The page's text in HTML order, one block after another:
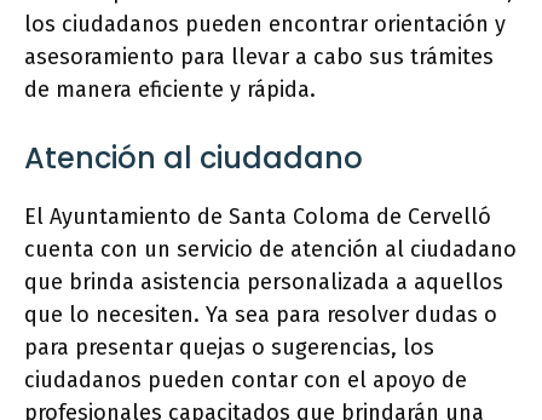
los ciudadanos pueden encontrar orientación y
asesoramiento para llevar a cabo sus trámites
de manera eficiente y rápida.
Atención al ciudadano
El Ayuntamiento de Santa Coloma de Cervelló
cuenta con un servicio de atención al ciudadano
que brinda asistencia personalizada a aquellos
que lo necesiten. Ya sea para resolver dudas o
para presentar quejas o sugerencias, los
ciudadanos pueden contar con el apoyo de
profesionales capacitados que brindarán una